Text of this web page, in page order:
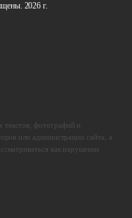
2026 г.
текстов, фотографий и
или администрации сайта, а
как нарушение